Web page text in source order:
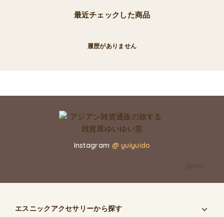
最近チェックした商品
履歴がありません
Instagram @ yuiyuido
エスニックアクセサリーから探す